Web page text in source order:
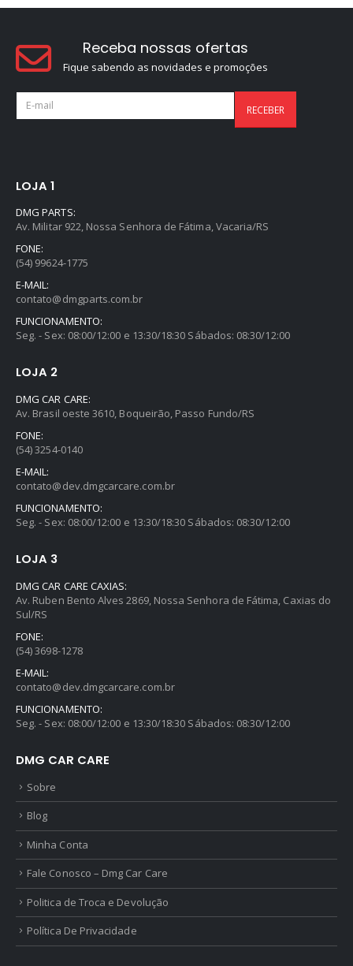
Receba nossas ofertas
Fique sabendo as novidades e promoções
LOJA 1
DMG PARTS:
Av. Militar 922, Nossa Senhora de Fátima, Vacaria/RS
FONE:
(54) 99624-1775
E-MAIL:
contato@dmgparts.com.br
FUNCIONAMENTO:
Seg. - Sex: 08:00/12:00 e 13:30/18:30 Sábados: 08:30/12:00
LOJA 2
DMG CAR CARE:
Av. Brasil oeste 3610, Boqueirão, Passo Fundo/RS
FONE:
(54) 3254-0140
E-MAIL:
contato@dev.dmgcarcare.com.br
FUNCIONAMENTO:
Seg. - Sex: 08:00/12:00 e 13:30/18:30 Sábados: 08:30/12:00
LOJA 3
DMG CAR CARE CAXIAS:
Av. Ruben Bento Alves 2869, Nossa Senhora de Fátima, Caxias do
Sul/RS
FONE:
(54) 3698-1278
E-MAIL:
contato@dev.dmgcarcare.com.br
FUNCIONAMENTO:
Seg. - Sex: 08:00/12:00 e 13:30/18:30 Sábados: 08:30/12:00
DMG CAR CARE
Sobre
Blog
Minha Conta
Fale Conosco – Dmg Car Care
Politica de Troca e Devolução
Política De Privacidade